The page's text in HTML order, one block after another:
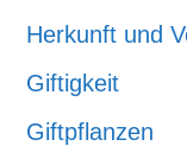
Herkunft und
Giftigkeit
Giftpflanzen